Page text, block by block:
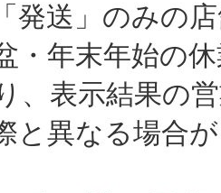
」のみの店
・年末年始の
、表示結果の
異なる場合が